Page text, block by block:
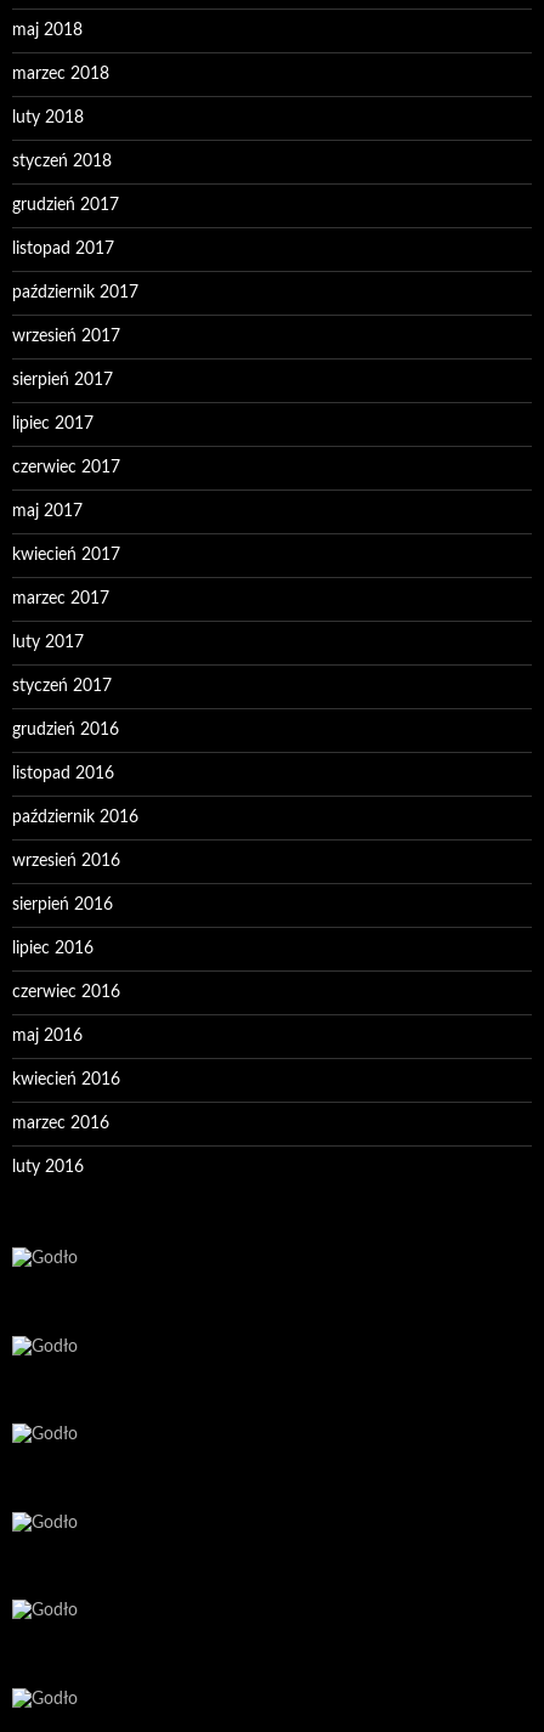
maj 2018
marzec 2018
luty 2018
styczeń 2018
grudzień 2017
listopad 2017
październik 2017
wrzesień 2017
sierpień 2017
lipiec 2017
czerwiec 2017
maj 2017
kwiecień 2017
marzec 2017
luty 2017
styczeń 2017
grudzień 2016
listopad 2016
październik 2016
wrzesień 2016
sierpień 2016
lipiec 2016
czerwiec 2016
maj 2016
kwiecień 2016
marzec 2016
luty 2016